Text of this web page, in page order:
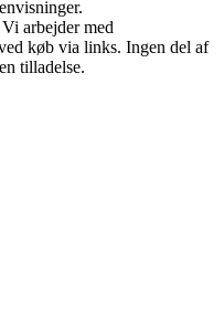
arbejder med
køb via links. Ingen del af
tilladelse.